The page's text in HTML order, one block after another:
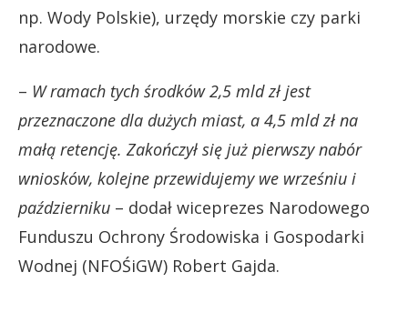
np. Wody Polskie), urzędy morskie czy parki
narodowe.
– W ramach tych środków 2,5 mld zł jest
przeznaczone dla dużych miast, a 4,5 mld zł na
małą retencję. Zakończył się już pierwszy nabór
wniosków, kolejne przewidujemy we wrześniu i
październiku – dodał wiceprezes Narodowego
Funduszu Ochrony Środowiska i Gospodarki
Wodnej (NFOŚiGW) Robert Gajda.